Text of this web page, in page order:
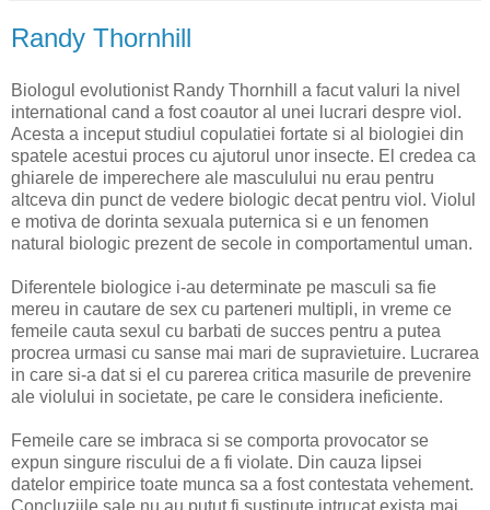
Randy Thornhill
Biologul evolutionist Randy Thornhill a facut valuri la nivel
international cand a fost coautor al unei lucrari despre viol.
Acesta a inceput studiul copulatiei fortate si al biologiei din
spatele acestui proces cu ajutorul unor insecte. El credea ca
ghiarele de imperechere ale masculului nu erau pentru
altceva din punct de vedere biologic decat pentru viol. Violul
e motiva de dorinta sexuala puternica si e un fenomen
natural biologic prezent de secole in comportamentul uman.
Diferentele biologice i-au determinate pe masculi sa fie
mereu in cautare de sex cu parteneri multipli, in vreme ce
femeile cauta sexul cu barbati de succes pentru a putea
procrea urmasi cu sanse mai mari de supravietuire. Lucrarea
in care si-a dat si el cu parerea critica masurile de prevenire
ale violului in societate, pe care le considera ineficiente.
Femeile care se imbraca si se comporta provocator se
expun singure riscului de a fi violate. Din cauza lipsei
datelor empirice toate munca sa a fost contestata vehement.
Concluziile sale nu au putut fi sustinute intrucat exista mai